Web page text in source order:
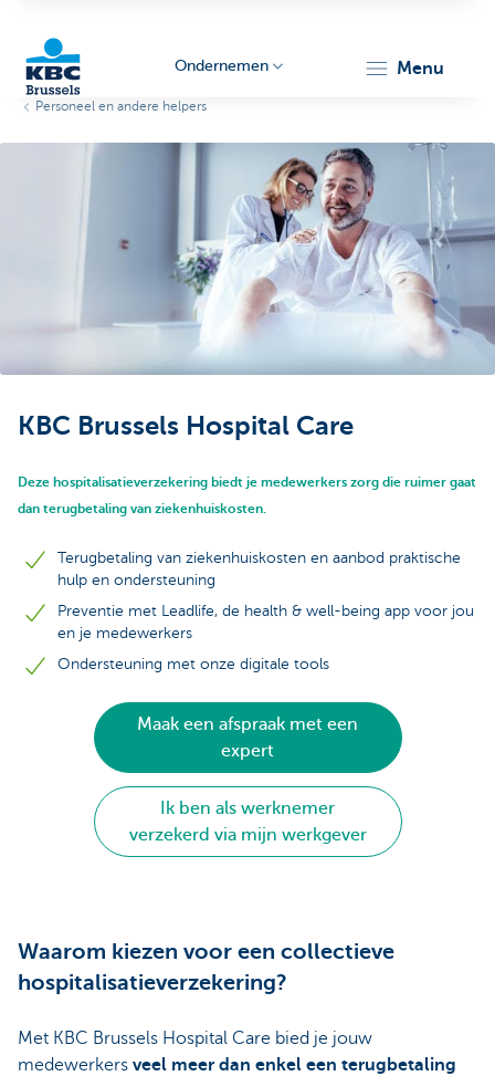
Ondernemen menu
Personeel en andere helpers
KBC Brussels Hospital Care
Deze hospitalisatieverzekering biedt je medewerkers zorg die ruimer gaat
dan terugbetaling van ziekenhuiskosten.
Terugbetaling van ziekenhuiskosten en aanbod praktische
hulp en ondersteuning
Preventie met Leadlife, de health & well-being app voor jou
en je medewerkers
Ondersteuning met onze digitale tools
Maak een afspraak met een
expert
Ik ben als werknemer
verzekerd via mijn werkgever
Waarom kiezen voor een collectieve
hospitalisatieverzekering?
Met KBC Brussels Hospital Care bied je jouw
medewerkers veel meer dan enkel een terugbetaling